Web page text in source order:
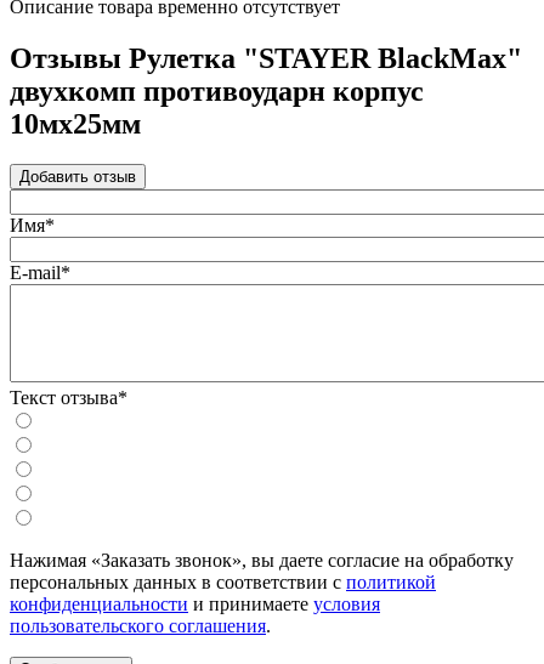
Описание товара временно отсутствует
Отзывы Рулетка "STAYER BlackMax"
двухкомп противоударн корпус
10мх25мм
Добавить отзыв
Имя*
E-mail*
Текст отзыва*
Нажимая «Заказать звонок», вы даете согласие на обработку
персональных данных в соответствии с политикой
конфиденциальности и принимаете условия
пользовательского соглашения.